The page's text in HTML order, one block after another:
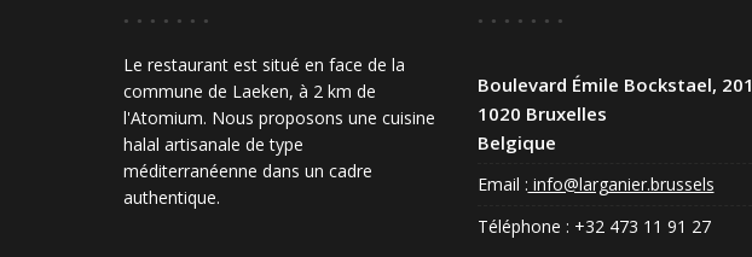
Le restaurant est situé en face de la
commune de Laeken, à 2 km de
l'Atomium. Nous proposons une cuisine
halal artisanale de type
méditerranéenne dans un cadre
authentique.
Boulevard Émile Bockstael, 201
1020 Bruxelles
Belgique
Email : info@larganier.brussels
Téléphone : +32 473 11 91 27